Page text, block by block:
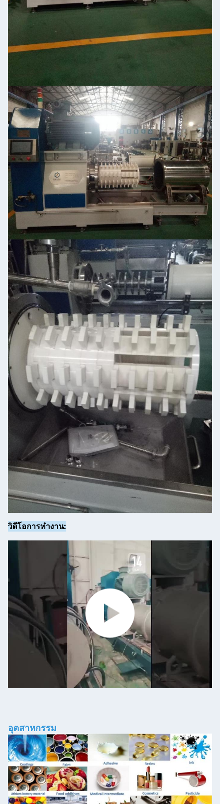
วิดีโอการทํางาน:
อุตสาหกรรม